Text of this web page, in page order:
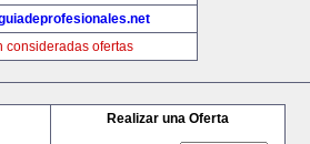
consideradas ofertas
Realizar una Oferta